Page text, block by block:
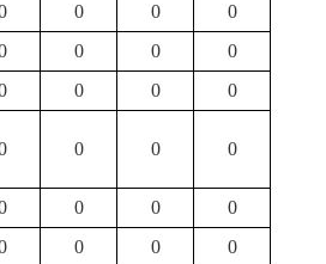
0 0
0
0 0
0
0 0 0
0 0 0
0 0
0
0 0
0